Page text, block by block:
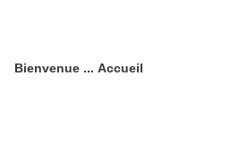
Bienvenue ... Accueil